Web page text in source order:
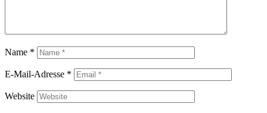
Name *
E-Mail-Adresse *
Website